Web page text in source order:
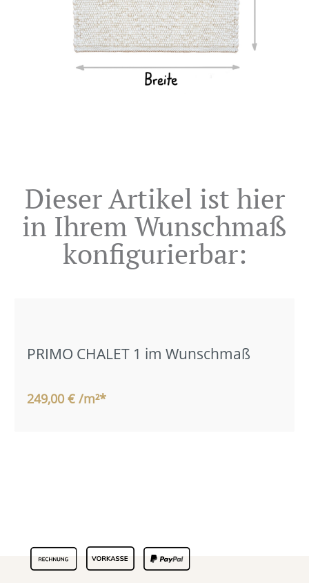
Dieser Artikel ist hier
in Ihrem Wunschmaß
konfigurierbar:
PRIMO CHALET 1 im Wunschmaß
249,00 € /m²*